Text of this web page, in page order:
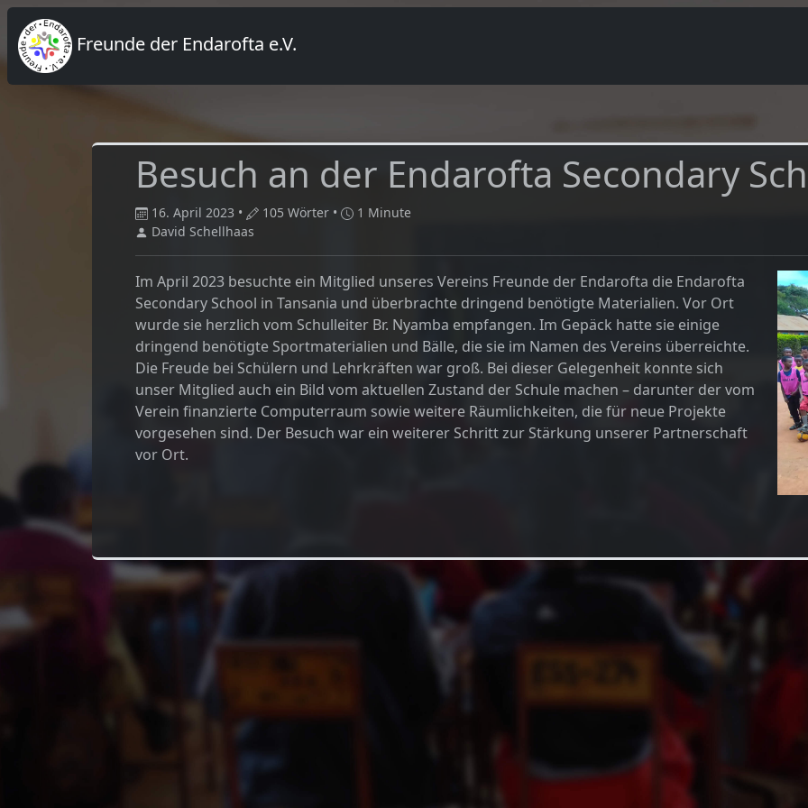
Freunde der Endarofta e.V.
Besuch an der Endarofta Secondary
16. April 2023 • 105 Wörter •
1 Minute
David Schellhaas
Im April 2023 besuchte ein Mitglied unseres Vereins Freunde der Endarofta die Endarofta
Secondary School in Tansania und überbrachte dringend benötigte Materialien. Vor Ort
wurde sie herzlich vom Schulleiter Br. Nyamba empfangen. Im Gepäck hatte sie einige
dringend benötigte Sportmaterialien und Bälle, die sie im Namen des Vereins überreichte.
Die Freude bei Schülern und Lehrkräften war groß. Bei dieser Gelegenheit konnte sich
unser Mitglied auch ein Bild vom aktuellen Zustand der Schule machen – darunter der vom
Verein finanzierte Computerraum sowie weitere Räumlichkeiten, die für neue Projekte
vorgesehen sind. Der Besuch war ein weiterer Schritt zur Stärkung unserer Partnerschaft
vor Ort.